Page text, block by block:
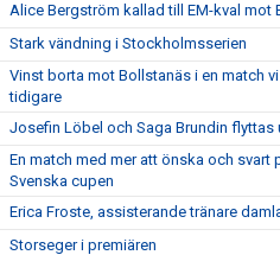
Alice Bergström kallad till EM-kval mot
Stark vändning i Stockholmsserien
Vinst borta mot Bollstanäs i en match
tidigare
Josefin Löbel och Saga Brundin
En match med mer att önska och svart
Svenska cupen
Erica Froste, assisterande tränare
Storseger i premiären